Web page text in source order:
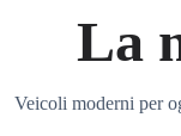
La
Veicoli moderni per